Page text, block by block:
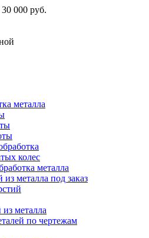
30 000 руб.
металла
колес
металла
металла под заказ
металла
по чертежам